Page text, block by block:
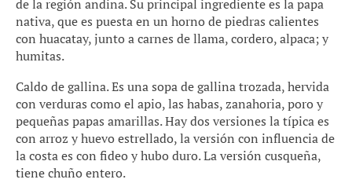
de la región andina. Su principal ingrediente es la papa
nativa, que es puesta en un horno de piedras calientes
con huacatay, junto a carnes de llama, cordero, alpaca; y
humitas.
Caldo de gallina. Es una sopa de gallina trozada, hervida
con verduras como el apio, las habas, zanahoria, poro y
pequeñas papas amarillas. Hay dos versiones la típica es
con arroz y huevo estrellado, la versión con influencia de
la costa es con fideo y hubo duro. La versión cusqueña,
tiene chuño entero.